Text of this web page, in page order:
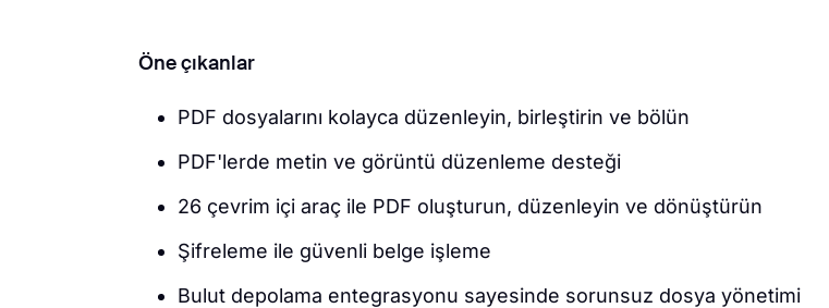
Öne çıkanlar
PDF dosyalarını kolayca düzenleyin, birleştirin ve bölün
PDF'lerde metin ve görüntü düzenleme desteği
26 çevrim içi araç ile PDF oluşturun, düzenleyin ve dönüştürün
Şifreleme ile güvenli belge işleme
Bulut depolama entegrasyonu sayesinde sorunsuz dosya yönetimi